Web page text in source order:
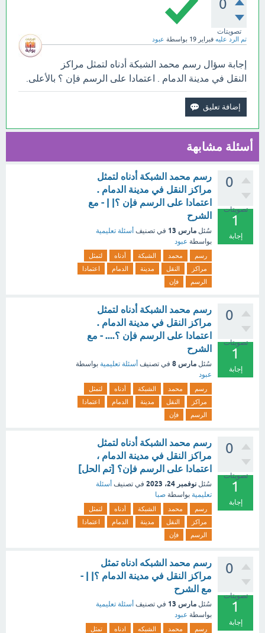
0
تصويتات
تم الرد عليه فبراير 19 بواسطة عبود
إجابة سؤال رسم محمد الشبكة أدناه لتمثل مراكز
النقل في مدينة الدمام . اعتمادا على الرسم فإن ؟ بالأعلى.
أسئلة مشابهة
0
تصويتات
1
إجابة
رسم محمد الشبكة أدناه لتمثل
مراكز النقل في مدينة الدمام .
اعتمادا على الرسم فإن ؟| | - مع
الشرح
سُئل مارس 13 في تصنيف أسئلة تعليمية
بواسطة عبود
رسم محمد الشبكة أدناه
لتمثل
مراكز
النقل مدينة الدمام
اعتمادا
الرسم
فإن
0
تصويتات
1
إجابة
رسم محمد الشبكة أدناه لتمثل
مراكز النقل في مدينة الدمام .
اعتمادا على الرسم فإن ؟.... - مع
الشرح
سُئل مارس 8 في تصنيف أسئلة تعليمية بواسطة
عبود
رسم محمد الشبكة أدناه
لتمثل
مراكز
النقل مدينة الدمام
اعتمادا
الرسم
فإن
0
تصويتات
1
إجابة
رسم محمد الشبكة أدناه لتمثل
مراكز النقل في مدينة الدمام ،
اعتمادا على الرسم فإن؟ [تم الحل]
سُئل نوفمبر 24، 2023 في تصنيف أسئلة
تعليمية بواسطة صبا
رسم محمد الشبكة أدناه
لتمثل
مراكز
النقل مدينة الدمام
اعتمادا
الرسم
فإن
0
تصويتات
1
إجابة
رسم محمد الشبكه ادناه تمثل
مراكز النقل في مدينة الدمام ؟| | -
مع الشرح
سُئل مارس 13 في تصنيف أسئلة تعليمية
بواسطة عبود
رسم محمد الشبكه ادناه
تمثل